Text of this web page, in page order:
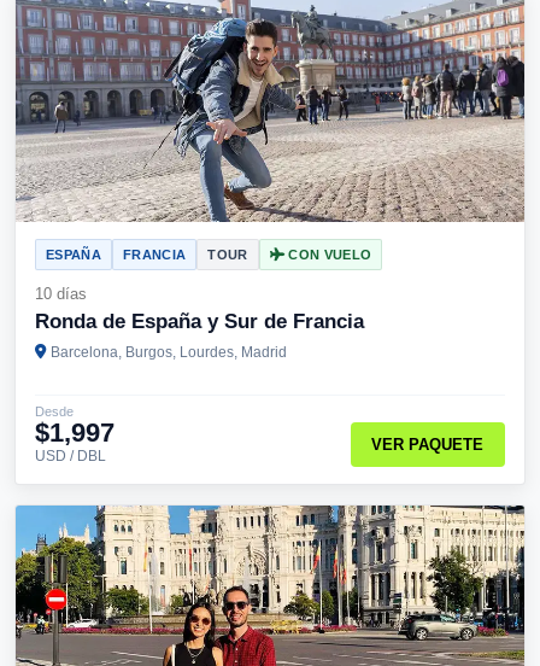
ESPAÑA FRANCIA TOUR CON VUELO
10 días
Ronda de España y Sur de Francia
Barcelona, Burgos, Lourdes, Madrid
Desde
$1,997
USD / DBL
VER PAQUETE